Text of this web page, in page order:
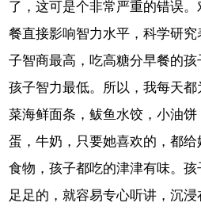
了，这可是个非常严重的错误
餐直接影响智力水平，科学研
子智商最高，吃高糖分早餐的
孩子智力最低。所以，我每天
菜海鲜面条，鲅鱼水饺，小油
蛋，牛奶，只要她喜欢的，都
食物，孩子都吃的津津有味。
足足的，就容易专心听讲，沉浸